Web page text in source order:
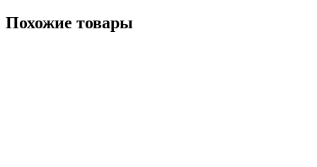
Похожие товары